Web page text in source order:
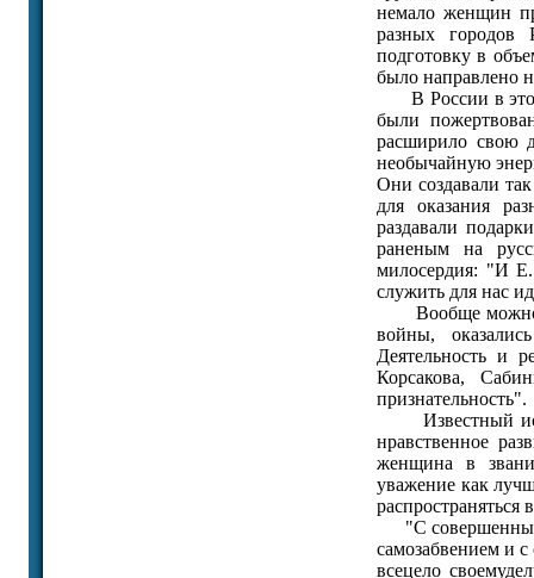
немало женщин
разных городов
подготовку в
было направлено
В России в этот
были
расширило свою
необычайную
Они создавали
для оказания
раздавали
раненым на
милосердия: "И
служить для нас
Вообще можно
войны,
Деятельность и
Корсакова,
признательность".
Известный
нравственное
женщина в
уважение как
распространяться
"С совершенным
самозабвением и с
всецело